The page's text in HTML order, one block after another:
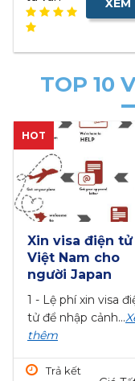
TOP 10
HOT
Xin visa điện tử
Việt Nam cho
người Japan
1 - Lệ phí xin visa
tử để nhập cảnh...
thêm
Trả kết